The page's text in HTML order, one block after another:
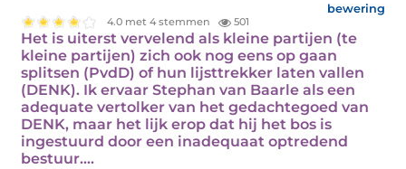
bewering
4.0 met 4 stemmen 501
Het is uiterst vervelend als kleine partijen (te
kleine partijen) zich ook nog eens op gaan
splitsen (PvdD) of hun lijsttrekker laten vallen
(DENK). Ik ervaar Stephan van Baarle als een
adequate vertolker van het gedachtegoed van
DENK, maar het lijk erop dat hij het bos is
ingestuurd door een inadequaat optredend
bestuur.…